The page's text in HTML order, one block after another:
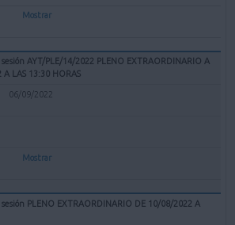
Mostrar
AYT/PLE/14/2022 PLENO EXTRAORDINARIO A
A LAS 13:30 HORAS
06/09/2022
Mostrar
PLENO EXTRAORDINARIO DE 10/08/2022 A